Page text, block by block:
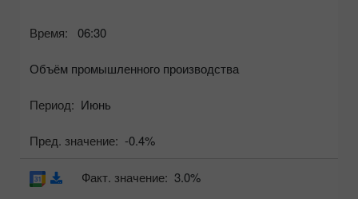
Время: 06:30
Объём промышленного производства
Период: Июнь
Пред. значение: -0.4%
Факт. значение: 3.0%